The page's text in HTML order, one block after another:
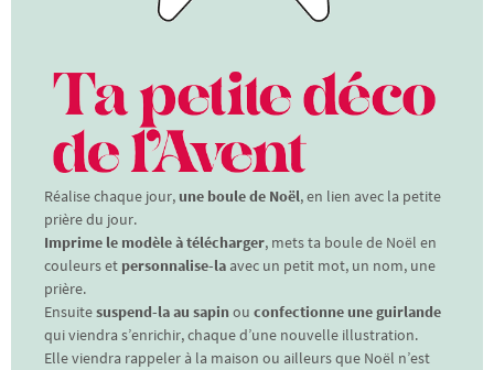
Réalise chaque jour, une boule de Noël, en lien avec la petite
prière du jour.
Imprime le modèle à télécharger, mets ta boule de Noël en
couleurs et personnalise-la avec un petit mot, un nom, une
prière.
Ensuitesuspend-la au sapinou confectionne une guirlande
qui viendra s’enrichir, chaque d’une nouvelle illustration.
Elle viendra rappeler à la maison ou ailleurs que Noël n’est